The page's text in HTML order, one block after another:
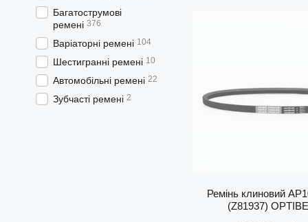
Ремінь клиновий
(Z81937)
Багатострумові
ремені 376
Варіаторні ремені 104
Шестигранні ремені 10
Автомобільні ремені 22
Зубчасті ремені 2